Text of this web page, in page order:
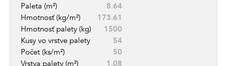
Paleta (m²)
8.64
Hmotnosť (kg/m²)
173.61
Hmotnosť palety (kg)
1500
Kusy vo vrstve palety
54
Počet (ks/m²)
50
Vrstva palety (m²)
1.08